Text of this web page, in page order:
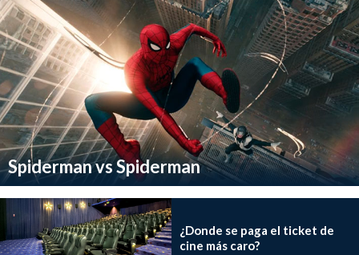
Spiderman vs Spiderman
¿Donde se paga el ticket de
cine más caro?